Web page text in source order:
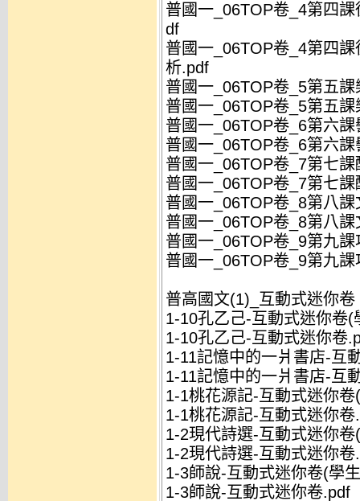
普國一_06TOP卷_4第四
df
普國一_06TOP卷_4第四
析.pdf
普國一_06TOP卷_5第五
普國一_06TOP卷_5第五
普國一_06TOP卷_6第六
普國一_06TOP卷_6第六
普國一_06TOP卷_7第七
普國一_06TOP卷_7第七
普國一_06TOP卷_8第八
普國一_06TOP卷_8第八
普國一_06TOP卷_9第九
普國一_06TOP卷_9第九
普高國文(1)_互動式迷你卷
1-10孔乙己-互動式迷你卷(
1-10孔乙己-互動式迷你卷
1-11記憶中的一爿書店-互
1-11記憶中的一爿書店-互
1-1桃花源記-互動式迷你
1-1桃花源記-互動式迷你卷
1-2現代詩選-互動式迷你
1-2現代詩選-互動式迷你卷
1-3師說-互動式迷你卷(學
1-3師說-互動式迷你卷.pdf